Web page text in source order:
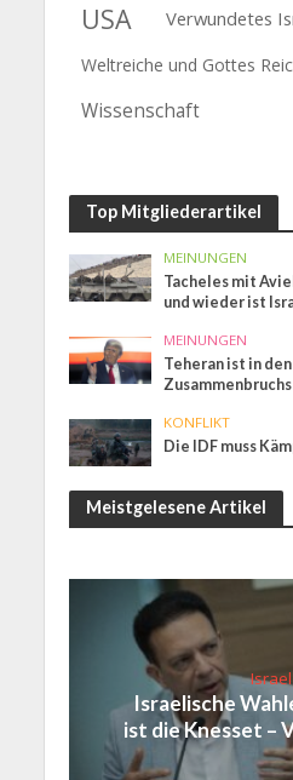
USA Verwundetes
Weltreiche und Gottes
Wissenschaft
Top Mitgliederartikel
MEINUNGEN
Tacheles mit
und wieder ist
MEINUNGEN
Teheran ist in
KONFLIKT
Die IDF muss
Meistgelesene Artikel
Israel
Israelische
ist die Knesset –